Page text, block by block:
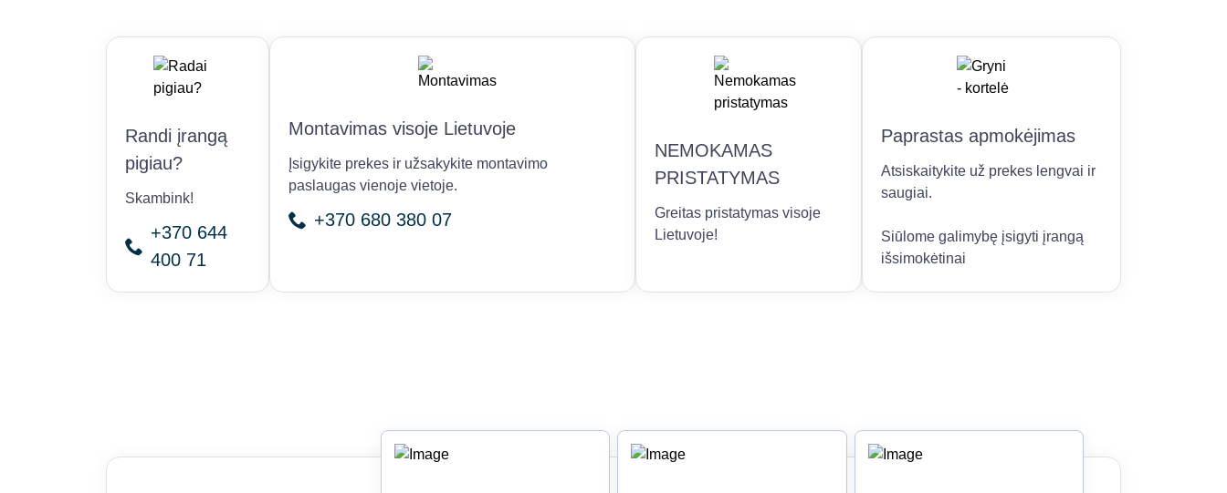
Randi įrangą
pigiau?
Skambink!
+370 644
400 71
Montavimas visoje Lietuvoje
Įsigykite prekes ir užsakykite montavimo
paslaugas vienoje vietoje.
+370 680 380 07
NEMOKAMAS
PRISTATYMAS
Greitas pristatymas visoje
Lietuvoje!
Paprastas apmokėjimas
Atsiskaitykite už prekes lengvai ir
saugiai.
Siūlome galimybę įsigyti įrangą
išsimokėtinai